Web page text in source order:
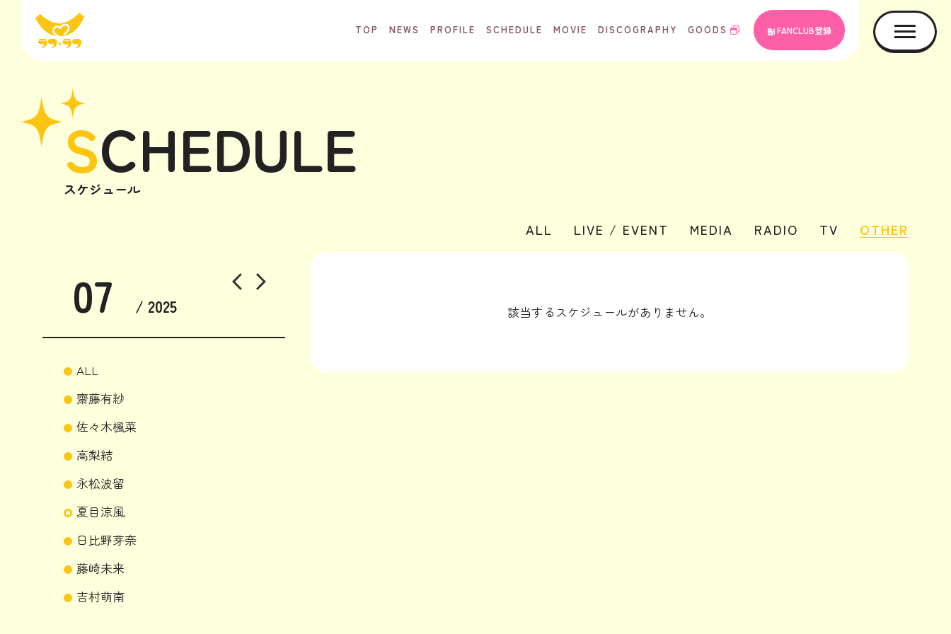
TOP NEWS PROFILE SCHEDULE MOVIE DISCOGRAPHY GOODS FANCLUB登録
SCHEDULE
スケジュール
ALL LIVE / EVENT MEDIA RADIO TV OTHER
07 / 2025
ALL
齋藤有紗
佐々木楓菜
高梨結
永松波留
夏目涼風
日比野芽奈
藤崎未来
吉村萌南
該当するスケジュールがありません。